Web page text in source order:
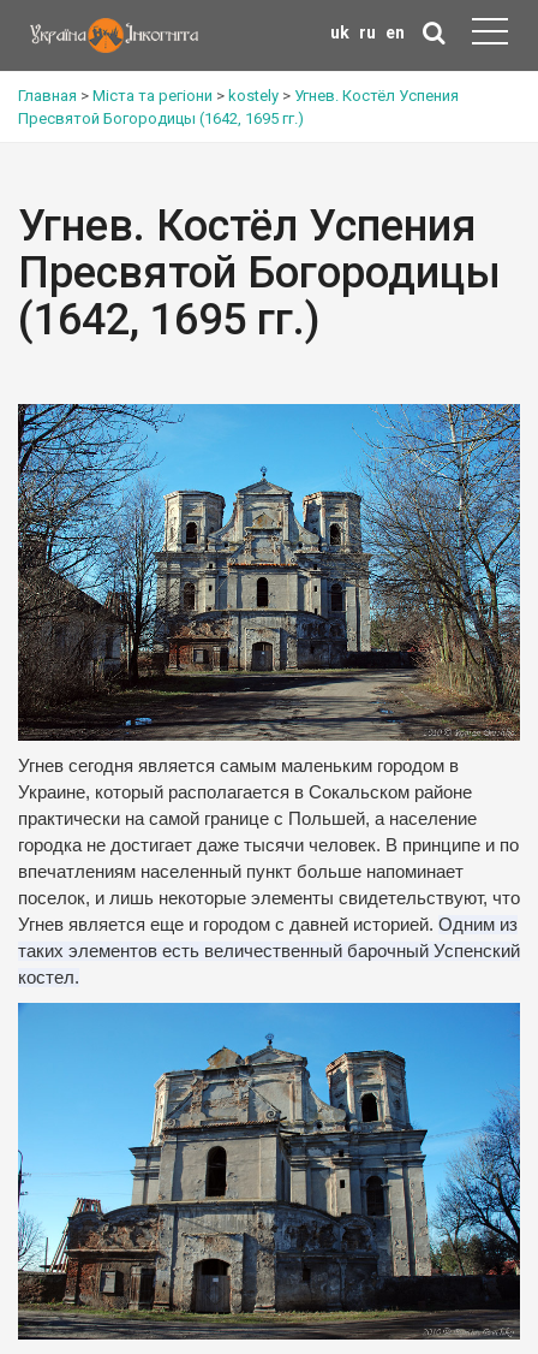
uk ru en
Главная > Міста та регіони > kostely > Угнев. Костёл Успения
Пресвятой Богородицы (1642, 1695 гг.)
Угнев. Костёл Успения
Пресвятой Богородицы
(1642, 1695 гг.)
Угнев сегодня является самым маленьким городом в
Украине, который располагается в Сокальском районе
практически на самой границе с Польшей, а население
городка не достигает даже тысячи человек. В принципе и по
впечатлениям населенный пункт больше напоминает
поселок, и лишь некоторые элементы свидетельствуют, что
Угнев является еще и городом с давней историей. Одним из
таких элементов есть величественный барочный Успенский
костел.